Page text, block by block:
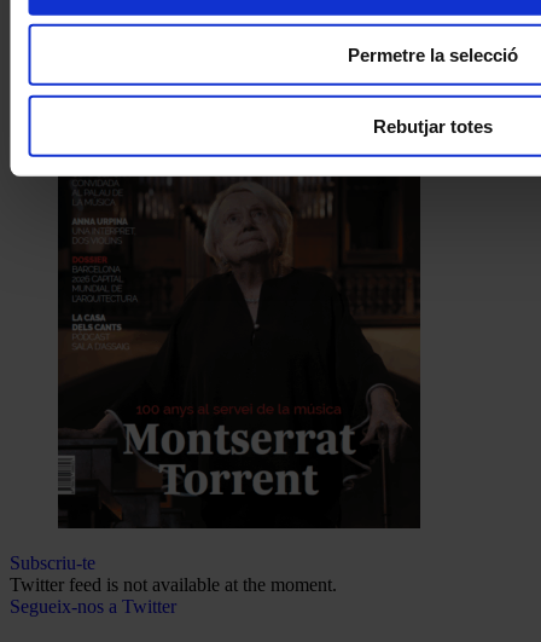
Permetre la selecció
Rebutjar totes
Subscriu-te
Twitter feed is not available at the moment.
Segueix-nos a Twitter